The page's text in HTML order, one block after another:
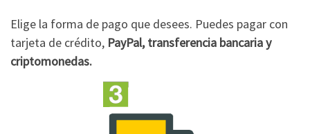
Elige la forma de pago que desees. Puedes pagar con
tarjeta de crédito, PayPal, transferencia bancaria y
criptomonedas.